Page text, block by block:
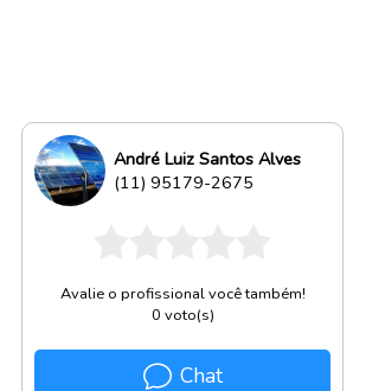
André Luiz Santos Alves
(11) 95179-2675
Avalie o profissional você também!
0 voto(s)
Chat